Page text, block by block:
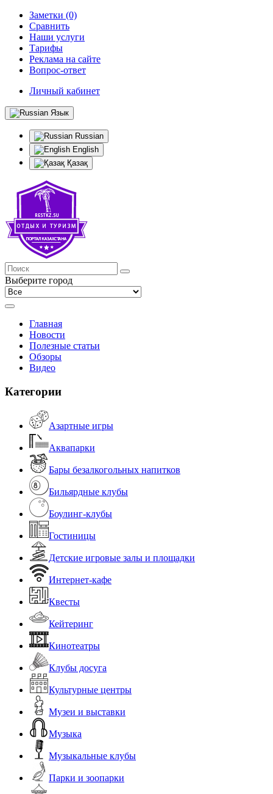
Заметки (0)
Сравнить
Наши услуги
Тарифы
Реклама на сайте
Вопрос-ответ
Личный кабинет
Язык
Russian
English
Қазақ
Выберите город
Главная
Новости
Полезные статьи
Обзоры
Видео
Категории
Азартные игры
Аквапарки
Бары безалкогольных напитков
Бильярдные клубы
Боулинг-клубы
Гостиницы
Детские игровые залы и площадки
Интернет-кафе
Квесты
Кейтеринг
Кинотеатры
Клубы досуга
Культурные центры
Музеи и выставки
Музыка
Музыкальные клубы
Парки и зоопарки